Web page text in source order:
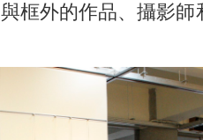
框外的作品、攝影